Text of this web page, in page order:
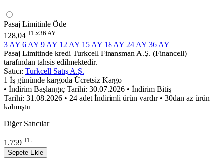
Pasaj Limitinle Öde
128,04 TLx36 AY
3 AY 6 AY 9 AY 12 AY 15 AY 18 AY 24 AY 36 AY
Pasaj Limitinde kredi Turkcell Finansman A.Ş. (Financell)
tarafından tahsis edilmektedir.
Satıcı: Turkcell Satış A.Ş.
1 İş gününde kargoda Ücretsiz Kargo
• İndirim Başlangıç Tarihi: 30.07.2026 • İndirim Bitiş
Tarihi: 31.08.2026 • 24 adet İndirimli ürün vardır • 30dan az ürün
kalmıştır
Diğer Satıcılar
1.759 TL
Sepete Ekle